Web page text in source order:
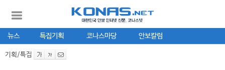
뉴스 특집기획 코나스마당 안보칼럼
기획/특집